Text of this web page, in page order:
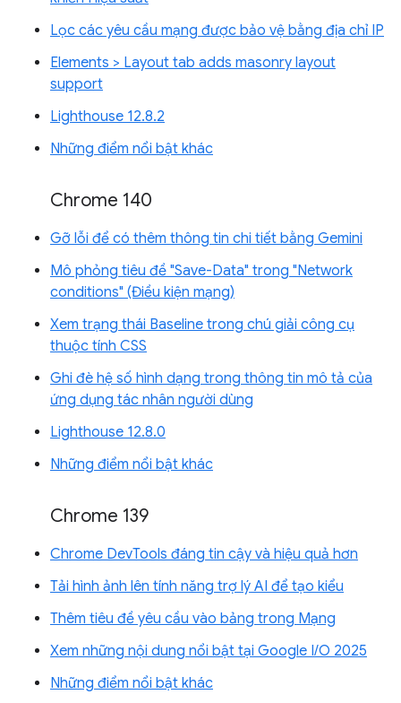
Lọc các yêu cầu mạng được bảo vệ bằng địa chỉ IP
Elements > Layout tab adds masonry layout
support
Lighthouse 12.8.2
Những điểm nổi bật khác
Chrome 140
Gỡ lỗi để có thêm thông tin chi tiết bằng Gemini
Mô phỏng tiêu đề "Save-Data" trong "Network
conditions" (Điều kiện mạng)
Xem trạng thái Baseline trong chú giải công cụ
thuộc tính CSS
Ghi đè hệ số hình dạng trong thông tin mô tả của
ứng dụng tác nhân người dùng
Lighthouse 12.8.0
Những điểm nổi bật khác
Chrome 139
Chrome DevTools đáng tin cậy và hiệu quả hơn
Tải hình ảnh lên tính năng trợ lý AI để tạo kiểu
Thêm tiêu đề yêu cầu vào bảng trong Mạng
Xem những nội dung nổi bật tại Google I/O 2025
Những điểm nổi bật khác